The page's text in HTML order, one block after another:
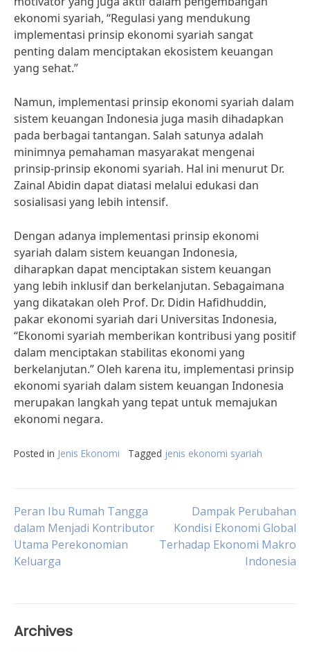
ekonomi syariah, “Regulasi yang mendukung
implementasi prinsip ekonomi syariah sangat
penting dalam menciptakan ekosistem keuangan
yang sehat.”
Namun, implementasi prinsip ekonomi syariah dalam
sistem keuangan Indonesia juga masih dihadapkan
pada berbagai tantangan. Salah satunya adalah
minimnya pemahaman masyarakat mengenai
prinsip-prinsip ekonomi syariah. Hal ini menurut Dr.
Zainal Abidin dapat diatasi melalui edukasi dan
sosialisasi yang lebih intensif.
Dengan adanya implementasi prinsip ekonomi
syariah dalam sistem keuangan Indonesia,
diharapkan dapat menciptakan sistem keuangan
yang lebih inklusif dan berkelanjutan. Sebagaimana
yang dikatakan oleh Prof. Dr. Didin Hafidhuddin,
pakar ekonomi syariah dari Universitas Indonesia,
“Ekonomi syariah memberikan kontribusi yang positif
dalam menciptakan stabilitas ekonomi yang
berkelanjutan.” Oleh karena itu, implementasi prinsip
ekonomi syariah dalam sistem keuangan Indonesia
merupakan langkah yang tepat untuk memajukan
ekonomi negara.
Posted in Jenis Ekonomi Tagged jenis ekonomi syariah
Post
navigation
Peran Ibu Rumah Tangga
dalam Menjadi Kontributor
Utama Perekonomian
Keluarga
Dampak Perubahan
Kondisi Ekonomi Global
Terhadap Ekonomi Makro
Indonesia
Archives